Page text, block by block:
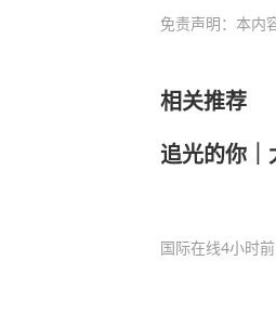
免责声明：本内
相关推荐
追光的你
国际在线4小时前